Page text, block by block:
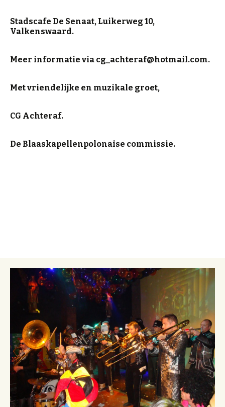
Stadscafe De Senaat, Luikerweg 10,
Valkenswaard.
Meer informatie via cg_achteraf@hotmail.com.
Met vriendelijke en muzikale groet,
CG Achteraf.
De Blaaskapellenpolonaise commissie.